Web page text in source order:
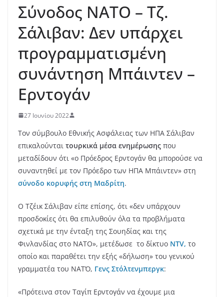
Σύνοδος ΝΑΤΟ – Τζ.
Σάλιβαν: Δεν υπάρχει
προγραμματισμένη
συνάντηση Μπάιντεν –
Ερντογάν
27 Ιουνίου 2022
Τον σύμβουλο Εθνικής Ασφάλειας των ΗΠΑ Σάλιβαν
επικαλούνται τουρκικά μέσα ενημέρωσης που
μεταδίδουν ότι «ο Πρόεδρος Ερντογάν θα μπορούσε να
συναντηθεί με τον Πρόεδρο των ΗΠΑ Μπάιντεν» στη
σύνοδο κορυφής στη Μαδρίτη.
Ο Τζέικ Σάλιβαν είπε επίσης, ότι «δεν υπάρχουν
προσδοκίες ότι θα επιλυθούν όλα τα προβλήματα
σχετικά με την ένταξη της Σουηδίας και της
Φινλανδίας στο ΝΑΤΟ», μετέδωσε το δίκτυο NTV, το
οποίο και παραθέτει την εξής «δήλωση» του γενικού
γραμματέα του ΝΑΤΌ, Γενς Στόλτενμπεργκ:
«Πρότεινα στον Ταγίπ Ερντογάν να έχουμε μια